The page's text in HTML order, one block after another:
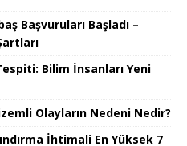
Başvuruları Başladı –
Bilim İnsanları Yeni
Olayların Nedeni Nedir?
İhtimali En Yüksek 7